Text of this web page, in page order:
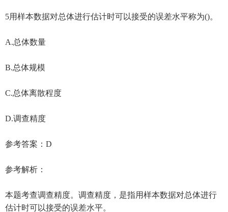
5用样本数据对总体进行估计时可以接受的误差水平称为()。
A.总体数量
B.总体规模
C.总体离散程度
D.调查精度
参考答案：D
参考解析：
本题考查调查精度。调查精度，是指用样本数据对总体进行
估计时可以接受的误差水平。